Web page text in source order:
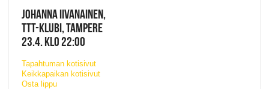
JOHANNA IIVANAINEN,
TTT-KLUBI, TAMPERE
23.4. KLO 22:00
Tapahtuman kotisivut
Keikkapaikan kotisivut
Osta lippu